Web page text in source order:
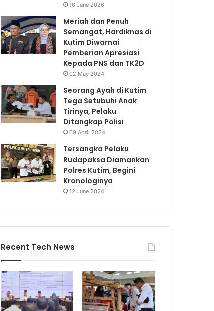
16 June 2026
Meriah dan Penuh
Semangat, Hardiknas di
Kutim Diwarnai
Pemberian Apresiasi
Kepada PNS dan TK2D
02 May 2024
Seorang Ayah di Kutim
Tega Setubuhi Anak
Tirinya, Pelaku
Ditangkap Polisi
09 April 2024
Tersangka Pelaku
Rudapaksa Diamankan
Polres Kutim, Begini
Kronologinya
12 June 2024
Recent Tech News